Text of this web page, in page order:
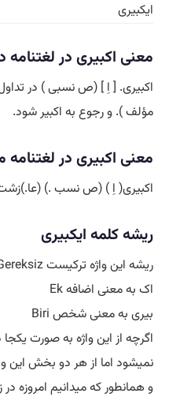
ایکبیری
معنی اکبیری در لغتنامه
اکبیری. [ اِ ] (ص نسبی ) در
مؤلف ). و رجوع به اکبیر شود.
معنی اکبیری در
اکبیری( اِ ) (ص نسب .)
ریشه کلمه ایکبیری
ریشه این واژه ترکیست Ek Biri = Gereksiz
اک به معنی اضافه Ek
بیری به معنی شخص Biri
اگرچه از این واژه به صورت یکجا
نمیشود اما از هر دو بخش این
و همانطور که میدانیم امروزه